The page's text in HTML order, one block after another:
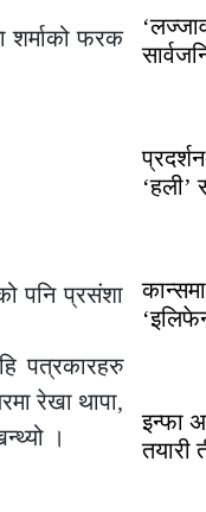
शर्माको फरक
पनि प्रसंशा
पत्रकारहरु
रेखा थापा,
।
‘हली’
इन्फा
तयारी